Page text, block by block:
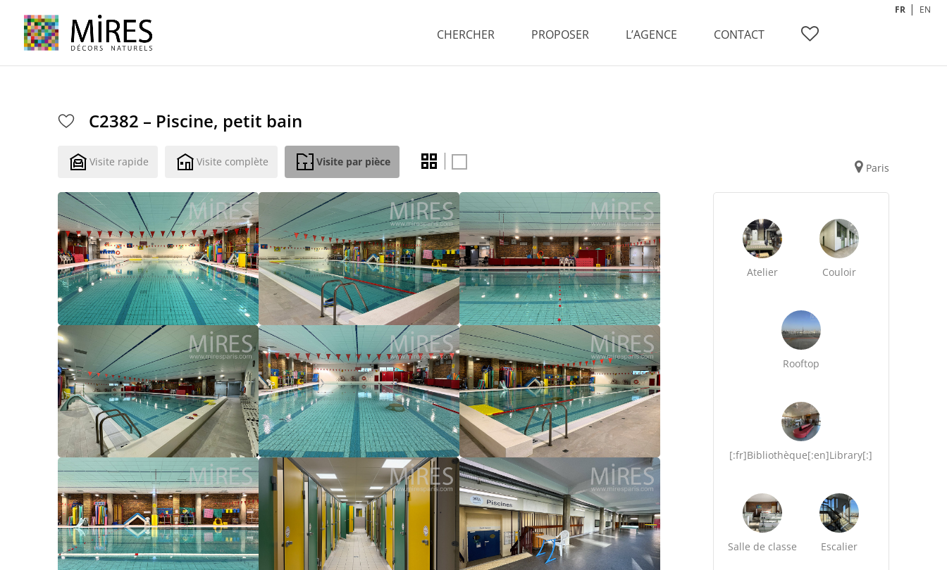
CHERCHER PROPOSER L’AGENCE CONTACT
FR EN
C2382 – Piscine, petit bain
Visite rapide Visite complète Visite par pièce Paris
Atelier Couloir
Rooftop
[:fr]Bibliothèque[:en]Library[:]
Salle de classe Escalier